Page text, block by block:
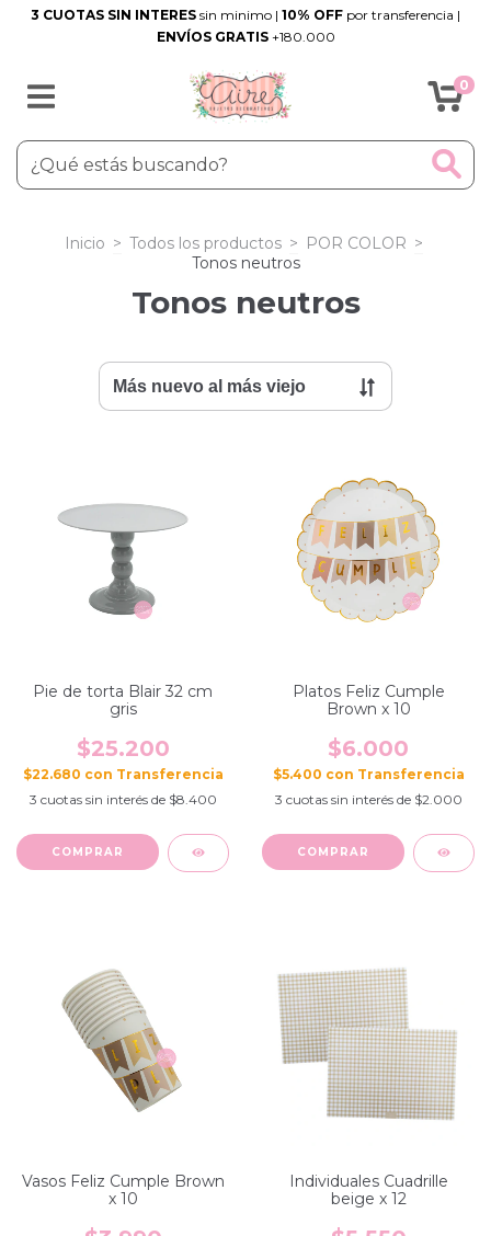
3 CUOTAS SIN INTERES sin minimo | 10% OFF por transferencia |
ENVÍOS GRATIS+180.000
0
Inicio > Todos los productos > POR COLOR >
Tonos neutros
Tonos neutros
Pie de torta Blair 32 cm
gris
$25.200
$22.680 con
3 cuotas sin interés de $8.400
Platos Feliz Cumple
Brown x 10
$6.000
$5.400 con
3 cuotas sin interés de $2.000
Vasos Feliz Cumple Brown
x 10
Individuales Cuadrille
beige x 12